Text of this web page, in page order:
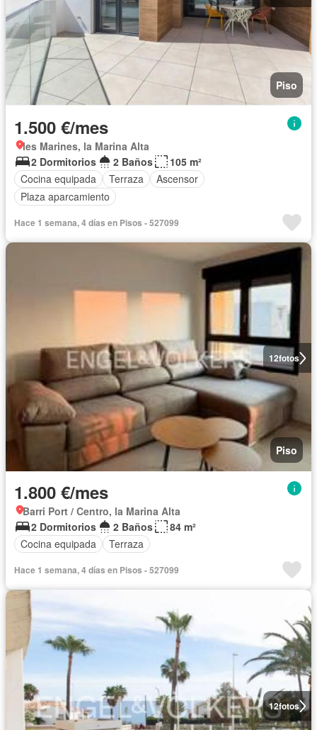
Piso
1.500 €/mes
les Marines, la Marina Alta
2 Dormitorios
2 Baños
105 m²
Cocina equipada
Terraza
Ascensor
Plaza aparcamiento
Hace 1 semana, 4 días en Pisos - 527099
12fotos
Piso
1.800 €/mes
Barri Port / Centro, la Marina Alta
2 Dormitorios
2 Baños
84 m²
Cocina equipada
Terraza
Hace 1 semana, 4 días en Pisos - 527099
12fotos